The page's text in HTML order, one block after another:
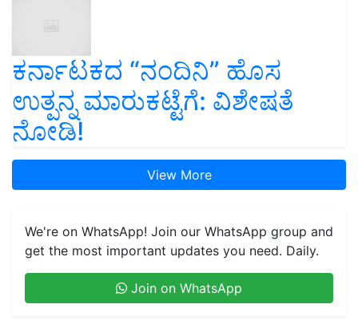
ಕರ್ನಾಟಕದ “ನಂದಿನಿ” ಹೊಸ
ಉತ್ಪನ್ನ ಮಾರುಕಟ್ಟೆಗೆ: ವಿಶೇಷತೆ
ನೋಡಿ!
View More
We're on WhatsApp! Join our WhatsApp group and
get the most important updates you need. Daily.
Join on WhatsApp